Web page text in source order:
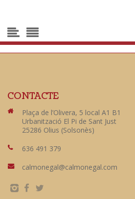
CONTACTE
Plaça de l’Olivera, 5 local A1 B1
Urbanització El Pi de Sant Just
25286 Olius (Solsonès)
636 491 379
calmonegal@calmonegal.com